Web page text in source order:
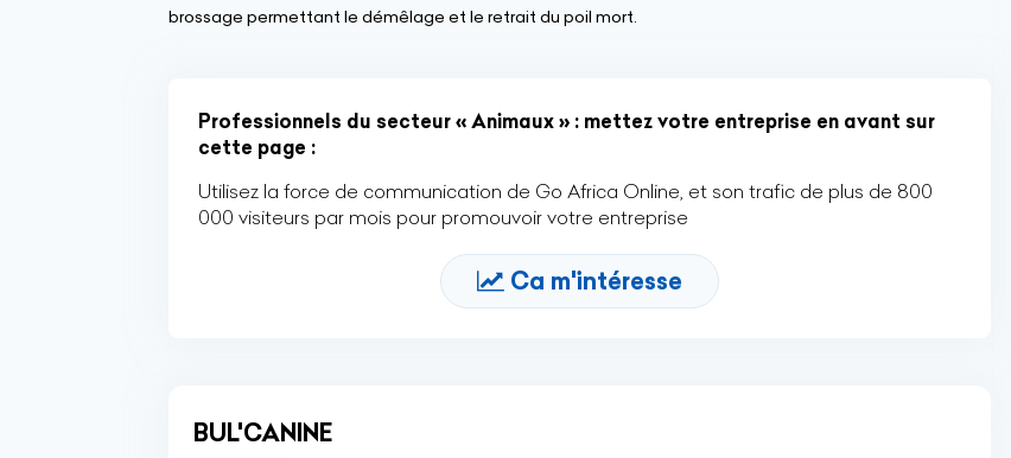
brossage permettant le démêlage et le retrait du poil mort.
Professionnels du secteur « Animaux » : mettez votre entreprise en avant sur
cette page :
Utilisez la force de communication de Go Africa Online, et son trafic de plus de 800
000 visiteurs par mois pour promouvoir votre entreprise
Ca m'intéresse
BUL'CANINE